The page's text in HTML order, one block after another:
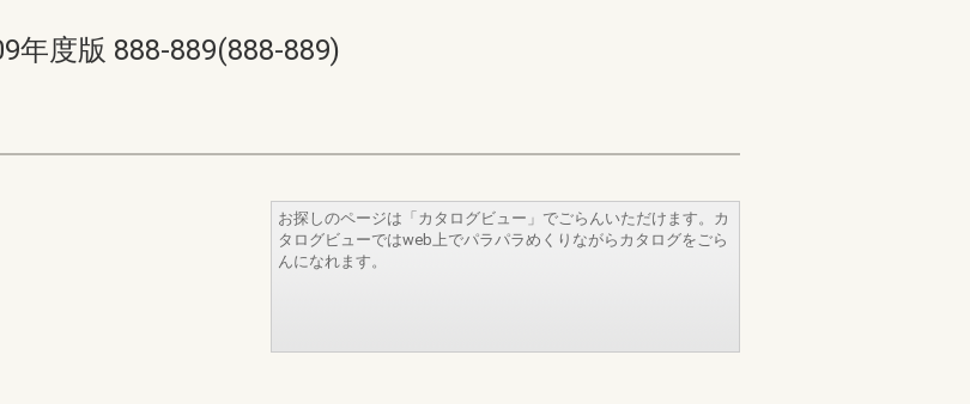
年度版 888-889(888-889)
お探しのページは「カタログビュー」でごらんいただけます。カ
タログビューではweb上でパラパラめくりながらカタログをごら
んになれます。